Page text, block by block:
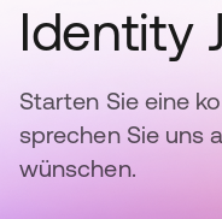
Identity
Starten Sie eine
sprechen Sie uns
wünschen.